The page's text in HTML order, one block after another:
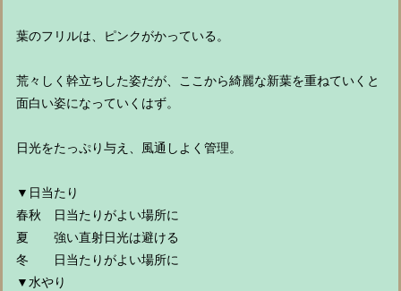
葉のフリルは、ピンクがかっている。
荒々しく幹立ちした姿だが、ここから綺麗な新葉を重ねていくと
面白い姿になっていくはず。
日光をたっぷり与え、風通しよく管理。
▼日当たり
春秋 日当たりがよい場所に
夏 強い直射日光は避ける
冬 日当たりがよい場所に
▼水やり